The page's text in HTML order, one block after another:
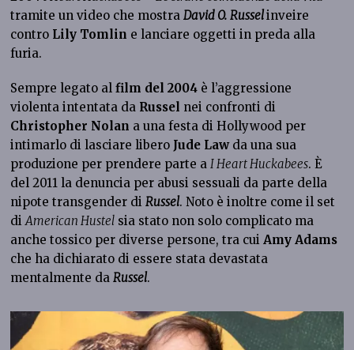
tramite un video che mostraDavid O. Russelinveire
contro Lily Tomlin e lanciare oggetti in preda alla
furia.
Sempre legato alfilm del 2004 è l’aggressione
violenta intentata da Russel nei confronti di
Christopher Nolan a una festa di Hollywood per
intimarlo di lasciare libero Jude Lawda una sua
produzione per prendere parte aI Heart Huckabees. È
del 2011 la denuncia per abusi sessuali da parte della
nipote transgender diRussel. Noto è inoltre come il set
diAmerican Hustel sia stato non solo complicato ma
anche tossico per diverse persone, tra cuiAmy Adams
che ha dichiarato di essere stata devastata
mentalmente daRussel.